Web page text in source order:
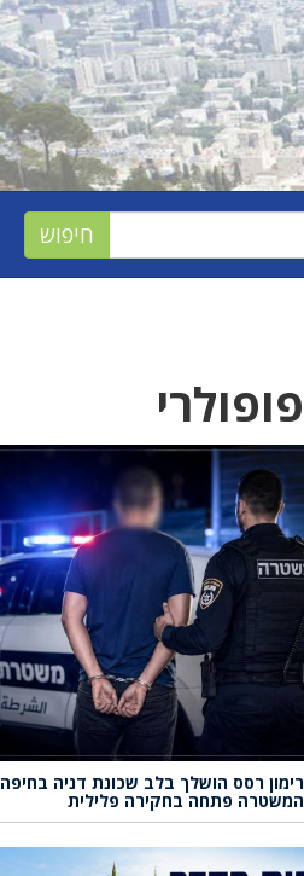
פופולרי
רימון רסס הושלך בלב שכונת דניה בחיפה
המשטרה פתחה בחקירה פלילית